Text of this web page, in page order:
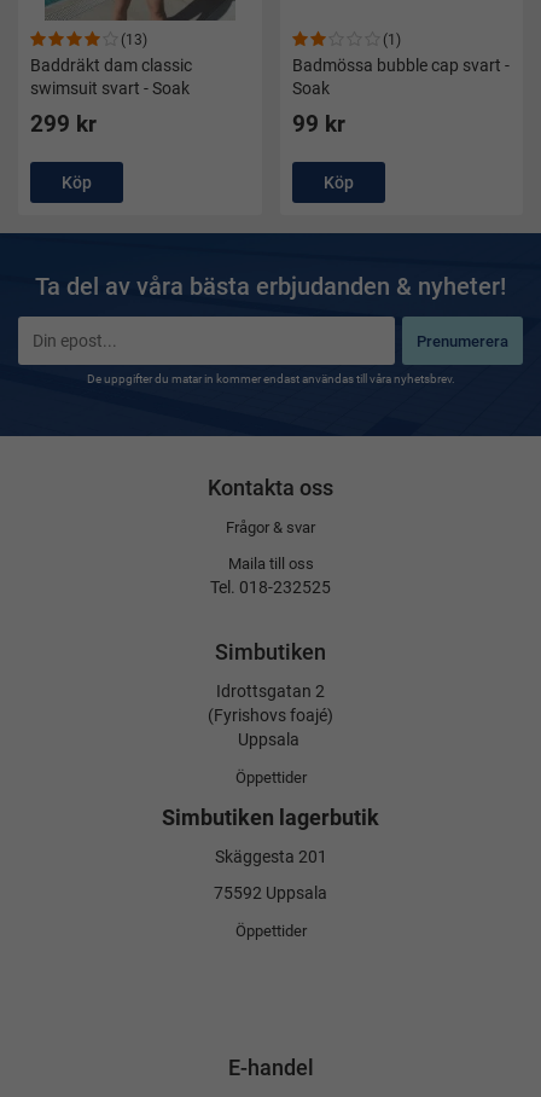
(13)
Baddräkt dam classic
swimsuit svart - Soak
299 kr
Köp
(1)
Badmössa bubble cap svart -
Soak
99 kr
Köp
Ta del av våra bästa erbjudanden & nyheter!
Prenumerera
De uppgifter du matar in kommer endast användas till våra nyhetsbrev.
Kontakta oss
Frågor & svar
Maila till oss
Tel. 018-232525
Simbutiken
Idrottsgatan 2
(Fyrishovs foajé)
Uppsala
Öppettider
Simbutiken lagerbutik
Skäggesta 201
75592 Uppsala
Öppettider
E-handel